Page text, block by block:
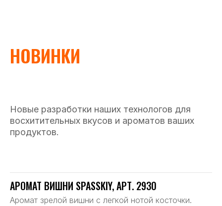
НОВИНКИ
Новые разработки наших технологов для
восхитительных вкусов и ароматов ваших
продуктов.
АРОМАТ ВИШНИ SPASSKIY, АРТ. 2930
Аромат зрелой вишни с легкой нотой косточки.